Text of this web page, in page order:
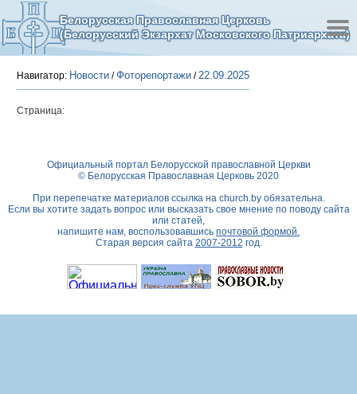
Белорусская Православная Церковь
(Белорусский Экзархат Московского Патриархата)
Навигатор: Новости /Фоторепортажи /22.09.2025
Страница:
Официальный портал Белорусской православной Церкви
© Белорусская Православная Церковь 2020
При перепечатке материалов ссылка на church.byобязательна.
Если вы хотите задать вопрос или высказать свое мнение по поводу сайта
или статей,
напишите нам, воспользовавшись почтовой формой.
Старая версия сайта 2007-2012 год.